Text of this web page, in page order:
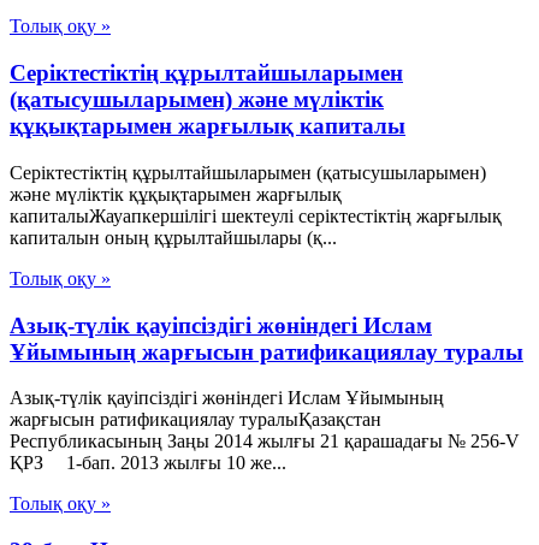
Толық оқу »
Серіктестіктің құрылтайшыларымен
(қатысушыларымен) және мүліктік
құқықтарымен жарғылық капиталы
Серіктестіктің құрылтайшыларымен (қатысушыларымен)
және мүліктік құқықтарымен жарғылық
капиталыЖауапкершілігі шектеулі серіктестіктің жарғылық
капиталын оның құрылтайшылары (қ...
Толық оқу »
Азық-түлік қауіпсіздігі жөніндегі Ислам
Ұйымының жарғысын ратификациялау туралы
Азық-түлік қауіпсіздігі жөніндегі Ислам Ұйымының
жарғысын ратификациялау туралыҚазақстан
Республикасының Заңы 2014 жылғы 21 қарашадағы № 256-V
ҚРЗ 1-бап. 2013 жылғы 10 же...
Толық оқу »